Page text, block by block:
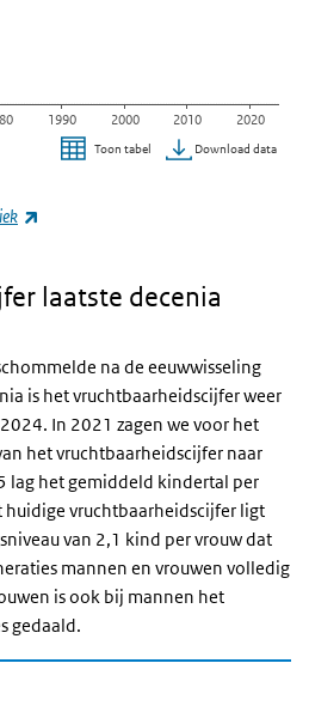
1990 2000 2010 2020
Toon tabel Download data
laatste decenia
na de eeuwwisseling
is het vruchtbaarheidscijfer weer
In 2021 zagen we voor het
het vruchtbaarheidscijfer naar
lag het gemiddeld kindertal per
huidige vruchtbaarheidscijfer ligt
van 2,1 kind per vrouw dat
mannen en vrouwen volledig
is ook bij mannen het
gedaald.